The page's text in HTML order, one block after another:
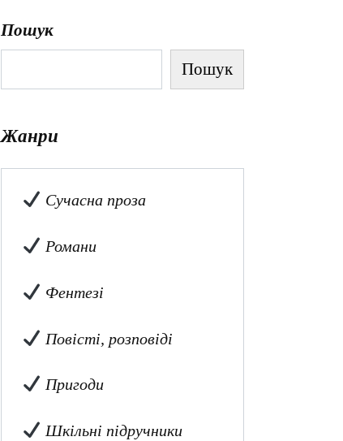
Пошук
Пошук
Жанри
Сучасна проза
Романи
Фентезі
Повісті, розповіді
Пригоди
Шкільні підручники